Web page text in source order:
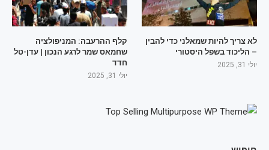
לא צריך להיות שמאלני כדי להבין
– הליכוד בשפל היסטורי
יולי 31, 2025
קלף ההרעבה: המניפולציה
שחמאס שמר לרגע הנכון | עדן-טל
חדד
יולי 31, 2025